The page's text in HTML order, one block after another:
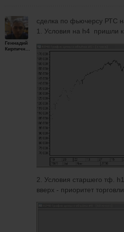
Геннадий
сделка по фьючерсу РТС
1. Условия на h4 пришли к
2. Условия старшего тф.
вверх - приоритет